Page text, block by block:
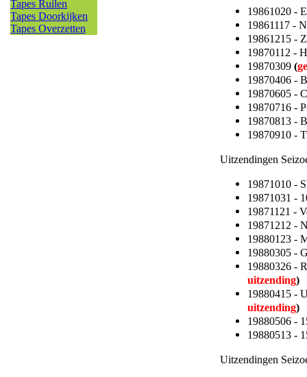
Tapes Ruilen
Tapes Doorkijken
Tapes Overzetten
19861020 -
19861117 -
19861215 -
19870112 -
19870309 (
19870406 -
19870605 -
19870716 -
19870813 -
19870910 -
Uitzendingen
19871010 -
19871031 -
19871121 -
19871212 -
19880123 -
19880305 -
19880326 -
uitzending)
19880415 -
uitzending)
19880506 -
19880513 -
Uitzendingen